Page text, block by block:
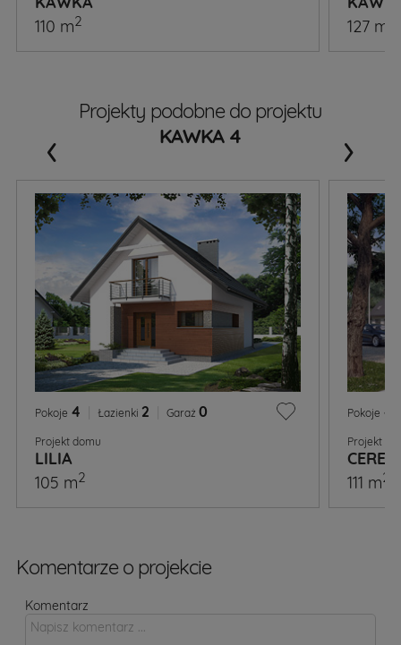
110 m2
127 m
Projekty podobne do projektu
KAWKA 4
Pokoje 4 Łazienki 2 Garaż 0
Projekt domu
LILIA
105 m2
Pokoje 4
Projekt
CERES
111 m2
‹ ›
Komentarze o projekcie
Komentarz